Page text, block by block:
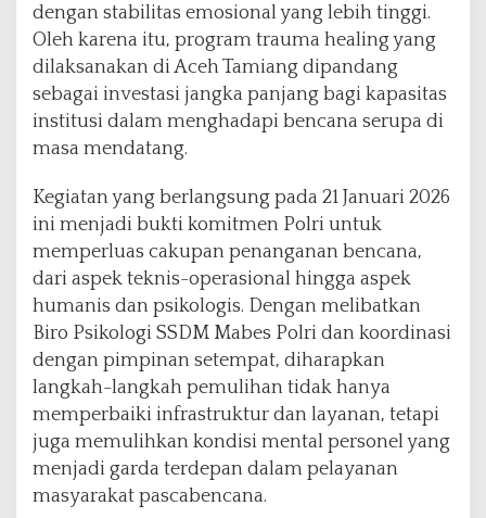
dengan stabilitas emosional yang lebih tinggi.
Oleh karena itu, program trauma healing yang
dilaksanakan di Aceh Tamiang dipandang
sebagai investasi jangka panjang bagi kapasitas
institusi dalam menghadapi bencana serupa di
masa mendatang.
Kegiatan yang berlangsung pada 21 Januari 2026
ini menjadi bukti komitmen Polri untuk
memperluas cakupan penanganan bencana,
dari aspek teknis-operasional hingga aspek
humanis dan psikologis. Dengan melibatkan
Biro Psikologi SSDM Mabes Polri dan koordinasi
dengan pimpinan setempat, diharapkan
langkah-langkah pemulihan tidak hanya
memperbaiki infrastruktur dan layanan, tetapi
juga memulihkan kondisi mental personel yang
menjadi garda terdepan dalam pelayanan
masyarakat pascabencana.